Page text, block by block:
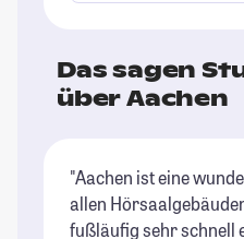
Das sagen
über Aachen
"Aachen ist eine
allen
fußläufig sehr schnell